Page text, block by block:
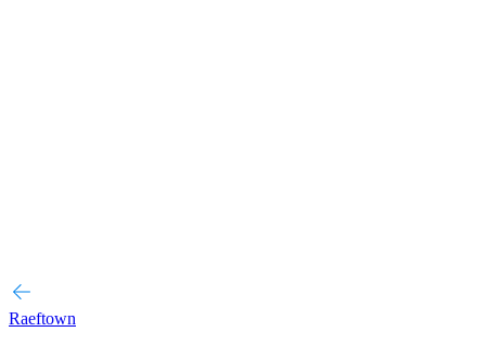
Raeftown